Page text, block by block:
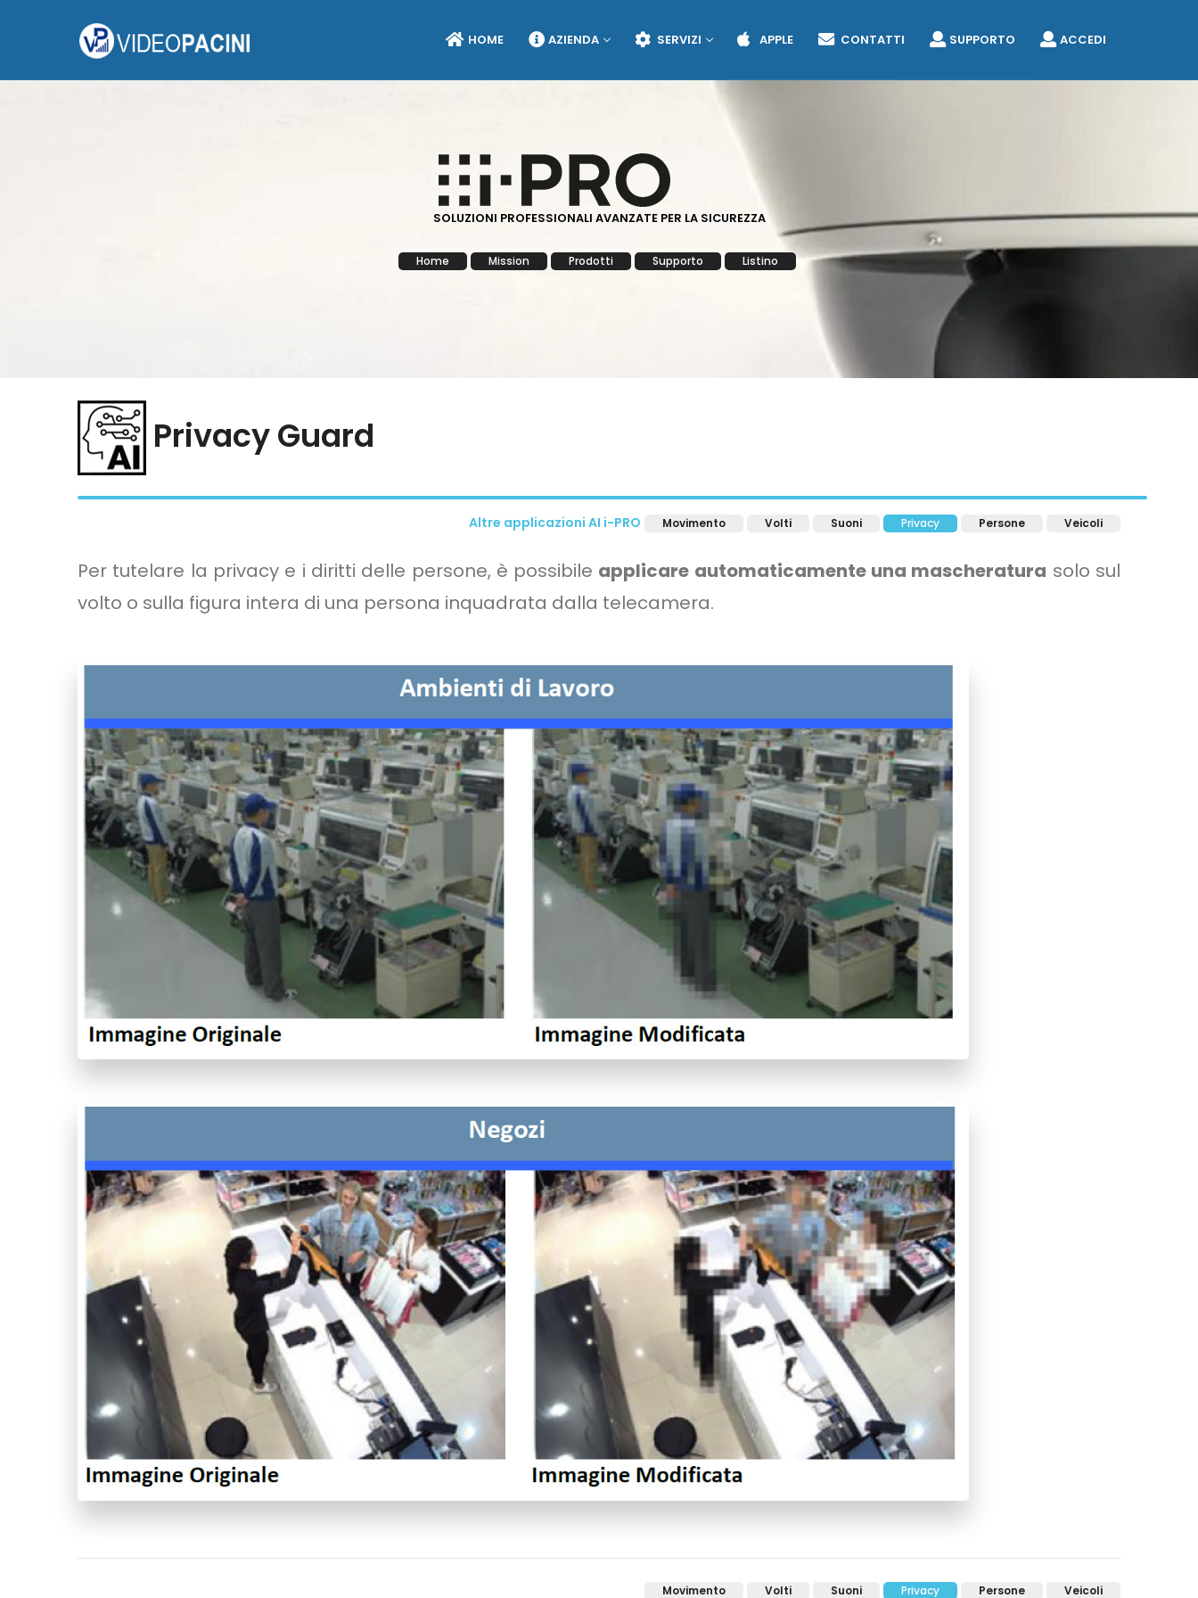
HOME AZIENDA SERVIZI APPLE CONTATTI SUPPORTO ACCEDI
SOLUZIONI PROFESSIONALI AVANZATE PER LA SICUREZZA
Home Mission Prodotti Supporto Listino
Privacy Guard
Altre applicazioni AI i-PRO Movimento Volti Suoni Privacy Persone Veicoli
Per tutelare la privacy e i diritti delle persone, è possibile applicare automaticamente una mascheratura solo sul
volto o sulla figura intera di una persona inquadrata dalla telecamera.
Movimento Volti Suoni Privacy Persone Veicoli